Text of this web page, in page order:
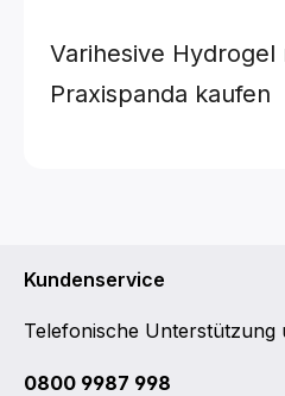
Varihesive
Praxispanda kaufen
Kundenservice
Telefonische Unterstützung
0800 9987 998